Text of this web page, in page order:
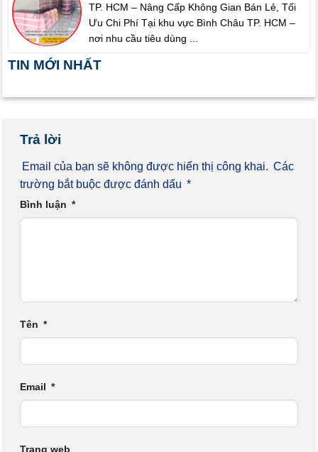
TP. HCM – Nâng Cấp Không Gian Bán Lẻ, Tối
Ưu Chi Phí Tại khu vực Bình Châu TP. HCM –
nơi nhu cầu tiêu dùng ...
TIN MỚI NHẤT
Trả lời
Email của bạn sẽ không được hiển thị công khai. Các
trường bắt buộc được đánh dấu *
Bình luận *
Tên *
Email *
Trang web